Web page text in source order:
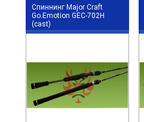
Спиннинг Major Craft
Go.Emotion GEC-702H
(cast)